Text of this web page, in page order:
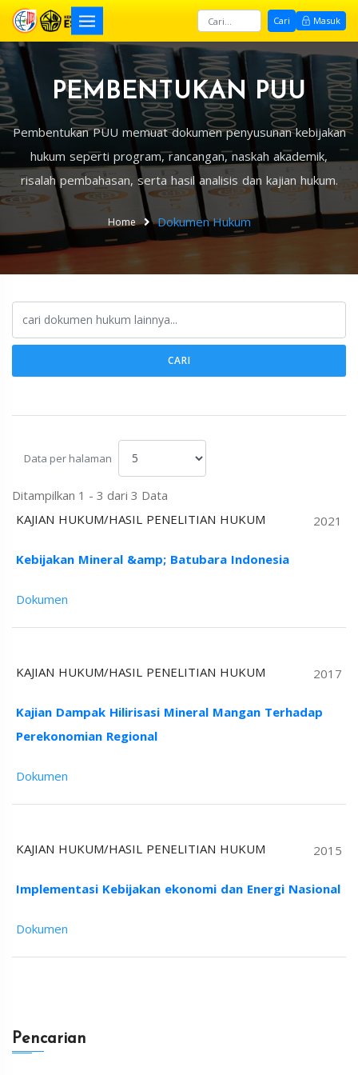
Cari Masuk
PEMBENTUKAN PUU
Pembentukan PUU memuat dokumen penyusunan kebijakan
hukum seperti program, rancangan, naskah akademik,
risalah pembahasan, serta hasil analisis dan kajian hukum.
Home Dokumen Hukum
CARI
Data per halaman
Ditampilkan 1 - 3 dari 3 Data
KAJIAN HUKUM/HASIL PENELITIAN HUKUM
2021
Kebijakan Mineral &amp; Batubara Indonesia
Dokumen
KAJIAN HUKUM/HASIL PENELITIAN HUKUM 2017
Kajian Dampak Hilirisasi Mineral Mangan Terhadap
Perekonomian Regional
Dokumen
KAJIAN HUKUM/HASIL PENELITIAN HUKUM 2015
Implementasi Kebijakan ekonomi dan Energi Nasional
Dokumen
Pencarian